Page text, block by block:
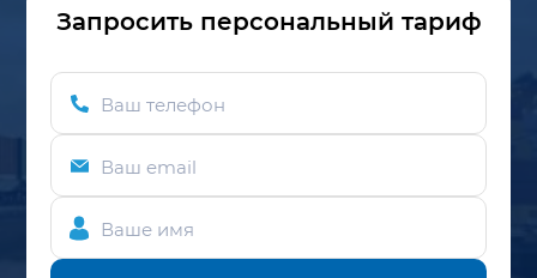
Запросить персональный тариф
Ваш телефон
Ваш email
Ваше имя